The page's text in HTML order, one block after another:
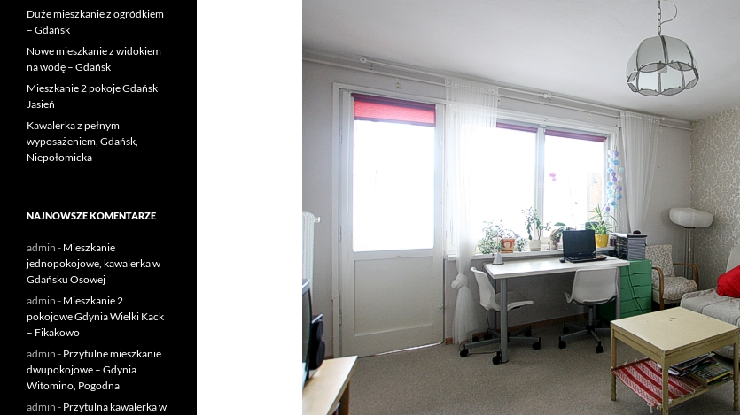
Duże mieszkanie z ogródkiem
– Gdańsk
Nowe mieszkanie z widokiem
na wodę – Gdańsk
Mieszkanie 2 pokoje Gdańsk
Jasień
Kawalerka z pełnym
wyposażeniem, Gdańsk,
Niepołomicka
NAJNOWSZE KOMENTARZE
admin - Mieszkanie
jednopokojowe, kawalerka w
Gdańsku Osowej
admin - Mieszkanie 2
pokojowe Gdynia Wielki Kack
– Fikakowo
admin - Przytulne mieszkanie
dwupokojowe – Gdynia
Witomino, Pogodna
admin - Przytulna kawalerka w